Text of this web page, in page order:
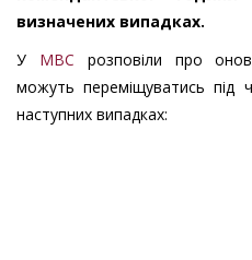
визначених випадках.
У МВС розповіли про
можуть переміщуватись під
наступних випадках: